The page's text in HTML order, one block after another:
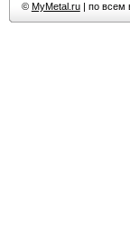
© MyMetal.ru| по всем